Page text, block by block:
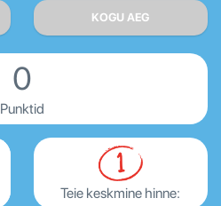
KOGU AEG
0
Punktid
Teie keskmine hinne: